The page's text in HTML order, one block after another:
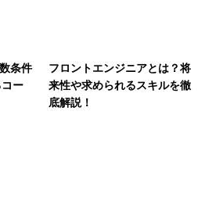
条件
ー
フロントエンジニアとは？将
来性や求められるスキルを徹
底解説！